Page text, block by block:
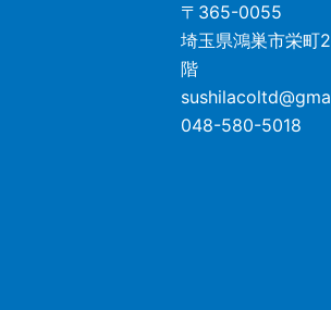
〒365-0055
埼玉県鴻巣市栄町
階
048-580-5018